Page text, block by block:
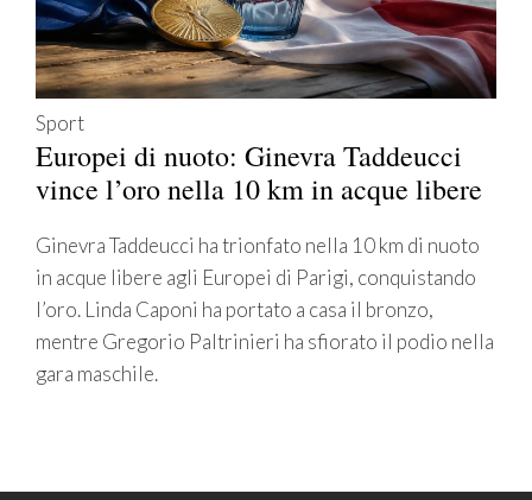
Sport
Europei di nuoto: Ginevra Taddeucci
vince l’oro nella 10 km in acque libere
Ginevra Taddeucci ha trionfato nella 10 km di nuoto
in acque libere agli Europei di Parigi, conquistando
l’oro. Linda Caponi ha portato a casa il bronzo,
mentre Gregorio Paltrinieri ha sfiorato il podio nella
gara maschile.